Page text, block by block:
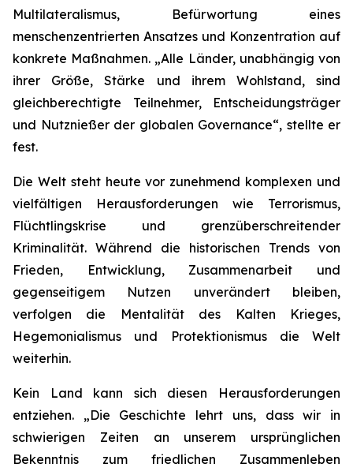
Multilateralismus, Befürwortung eines
menschenzentrierten Ansatzes und Konzentration auf
konkrete Maßnahmen. „Alle Länder, unabhängig von
ihrer Größe, Stärke und ihrem Wohlstand, sind
gleichberechtigte Teilnehmer, Entscheidungsträger
und Nutznießer der globalen Governance“, stellte er
fest.
Die Welt steht heute vor zunehmend komplexen und
vielfältigen Herausforderungen wie Terrorismus,
Flüchtlingskrise und grenzüberschreitender
Kriminalität. Während die historischen Trends von
Frieden, Entwicklung, Zusammenarbeit und
gegenseitigem Nutzen unverändert bleiben,
verfolgen die Mentalität des Kalten Krieges,
Hegemonialismus und Protektionismus die Welt
weiterhin.
Kein Land kann sich diesen Herausforderungen
entziehen. „Die Geschichte lehrt uns, dass wir in
schwierigen Zeiten an unserem ursprünglichen
Bekenntnis zum friedlichen Zusammenleben